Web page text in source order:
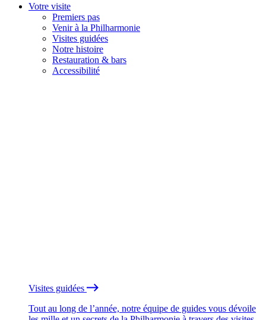
Votre visite
Premiers pas
Venir à la Philharmonie
Visites guidées
Notre histoire
Restauration & bars
Accessibilité
Visites guidées
Tout au long de l’année, notre équipe de guides vous dévoile